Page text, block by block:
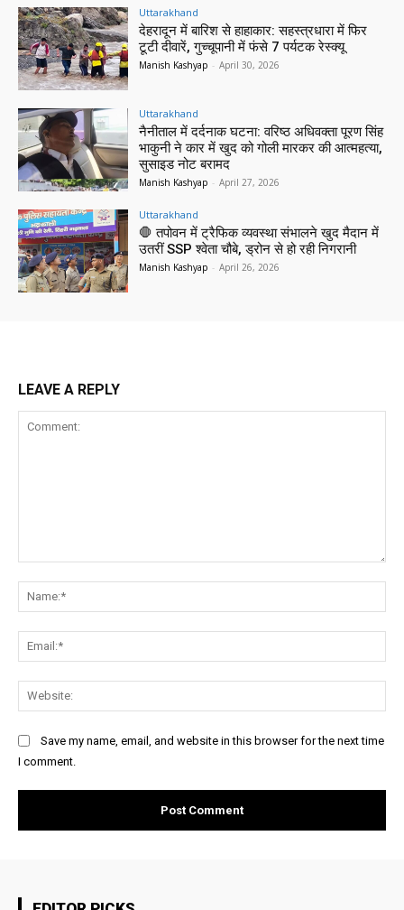
Uttarakhand
देहरादून में बारिश से हाहाकार: सहस्त्रधारा में फिर
टूटी दीवारें, गुच्चूपानी में फंसे 7 पर्यटक रेस्क्यू
Manish Kashyap - April 30, 2026
Uttarakhand
नैनीताल में दर्दनाक घटना: वरिष्ठ अधिवक्ता पूरण सिंह
भाकुनी ने कार में खुद को गोली मारकर की आत्महत्या,
सुसाइड नोट बरामद
Manish Kashyap - April 27, 2026
Uttarakhand
🛑 तपोवन में ट्रैफिक व्यवस्था संभालने खुद मैदान में
उतरीं SSP श्वेता चौबे, ड्रोन से हो रही निगरानी
Manish Kashyap - April 26, 2026
LEAVE A REPLY
Save my name, email, and website in this browser for the next time
I comment.